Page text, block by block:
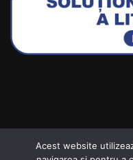
Acest website